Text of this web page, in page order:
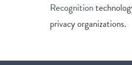
Recognition
privacy organizations.